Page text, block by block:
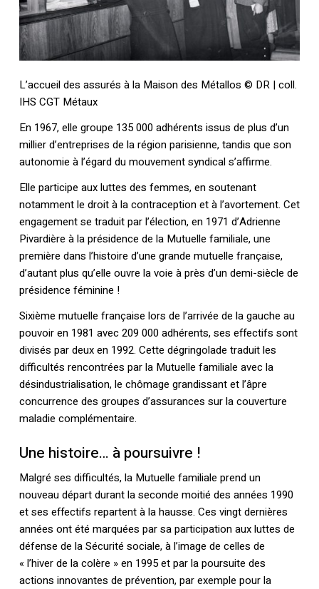
L’accueil des assurés à la Maison des Métallos © DR | coll.
IHS CGT Métaux
En 1967, elle groupe 135 000 adhérents issus de plus d’un
millier d’entreprises de la région parisienne, tandis que son
autonomie à l’égard du mouvement syndical s’affirme.
Elle participe aux luttes des femmes, en soutenant
notamment le droit à la contraception et à l’avortement. Cet
engagement se traduit par l’élection, en 1971 d’Adrienne
Pivardière à la présidence de la Mutuelle familiale, une
première dans l’histoire d’une grande mutuelle française,
d’autant plus qu’elle ouvre la voie à près d’un demi-siècle de
présidence féminine !
Sixième mutuelle française lors de l’arrivée de la gauche au
pouvoir en 1981 avec 209 000 adhérents, ses effectifs sont
divisés par deux en 1992. Cette dégringolade traduit les
difficultés rencontrées par la Mutuelle familiale avec la
désindustrialisation, le chômage grandissant et l’âpre
concurrence des groupes d’assurances sur la couverture
maladie complémentaire.
Une histoire… à poursuivre !
Malgré ses difficultés, la Mutuelle familiale prend un
nouveau départ durant la seconde moitié des années 1990
et ses effectifs repartent à la hausse. Ces vingt dernières
années ont été marquées par sa participation aux luttes de
défense de la Sécurité sociale, à l’image de celles de
« l’hiver de la colère » en 1995 et par la poursuite des
actions innovantes de prévention, par exemple pour la